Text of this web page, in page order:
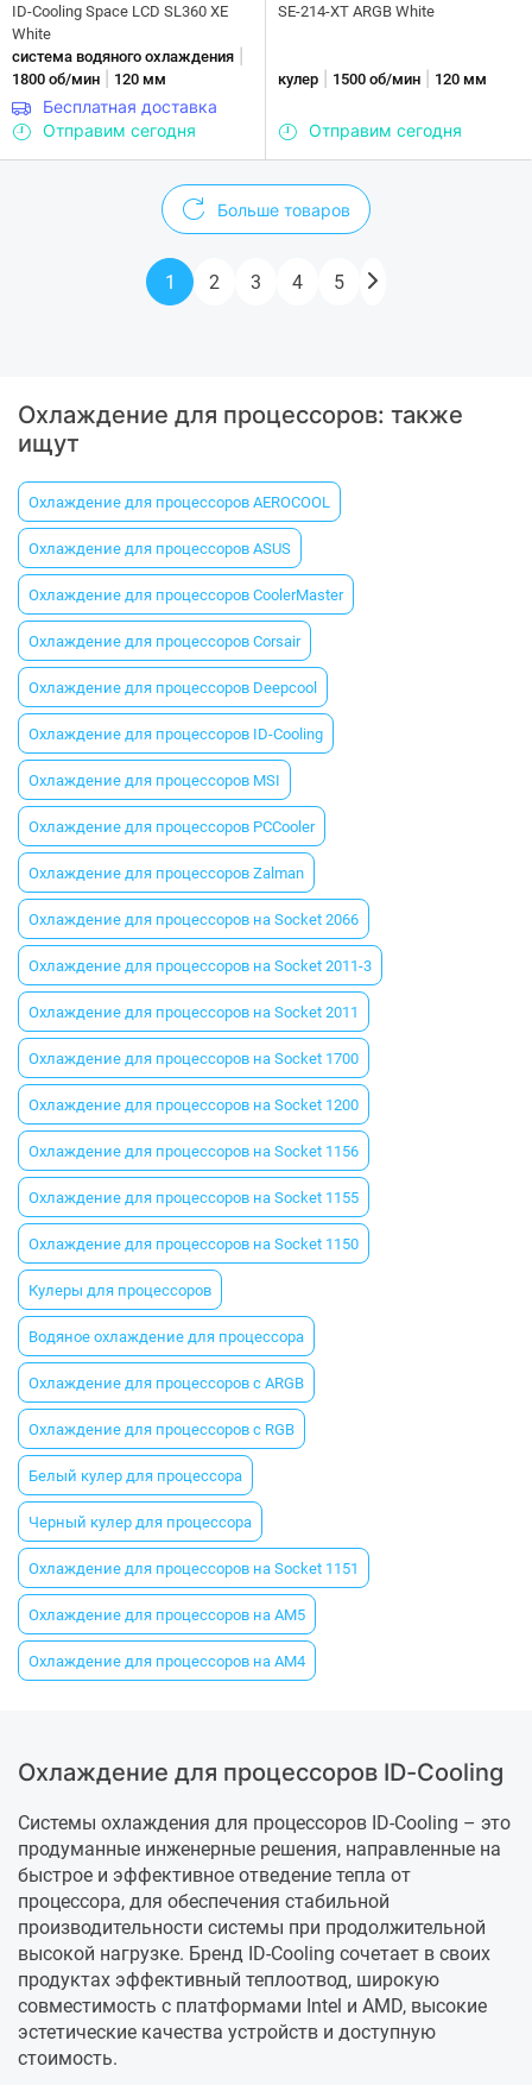
ID-Cooling Space LCD SL360 XE
White
система водяного охлаждения
1800 об/мин 120 мм
Бесплатная доставка
Отправим сегодня
SE-214-XT ARGB White
кулер 1500 об/мин 120 мм
Отправим сегодня
Больше товаров
1 2 3 4 5
Охлаждение для процессоров: также
ищут
Охлаждение для процессоров AEROCOOL
Охлаждение для процессоров ASUS
Охлаждение для процессоров CoolerMaster
Охлаждение для процессоров Corsair
Охлаждение для процессоров Deepcool
Охлаждение для процессоров ID-Cooling
Охлаждение для процессоров MSI
Охлаждение для процессоров PCCooler
Охлаждение для процессоров Zalman
Охлаждение для процессоров на Socket 2066
Охлаждение для процессоров на Socket 2011-3
Охлаждение для процессоров на Socket 2011
Охлаждение для процессоров на Socket 1700
Охлаждение для процессоров на Socket 1200
Охлаждение для процессоров на Socket 1156
Охлаждение для процессоров на Socket 1155
Охлаждение для процессоров на Socket 1150
Кулеры для процессоров
Водяное охлаждение для процессора
Охлаждение для процессоров с ARGB
Охлаждение для процессоров с RGB
Белый кулер для процессора
Черный кулер для процессора
Охлаждение для процессоров на Socket 1151
Охлаждение для процессоров на AM5
Охлаждение для процессоров на AM4
Охлаждение для процессоров ID-Cooling
Системы охлаждения для процессоров ID-Cooling – это
продуманные инженерные решения, направленные на
быстрое и эффективное отведение тепла от
процессора, для обеспечения стабильной
производительности системы при продолжительной
высокой нагрузке. Бренд ID-Cooling сочетает в своих
продуктах эффективный теплоотвод, широкую
совместимость с платформами Intel и AMD, высокие
эстетические качества устройств и доступную
стоимость.